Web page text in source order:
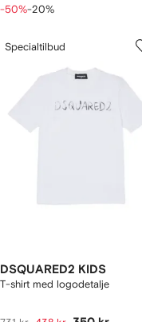
-50%-20%
Specialtilbud
DSQUARED2 KIDS
T-shirt med logodetalje